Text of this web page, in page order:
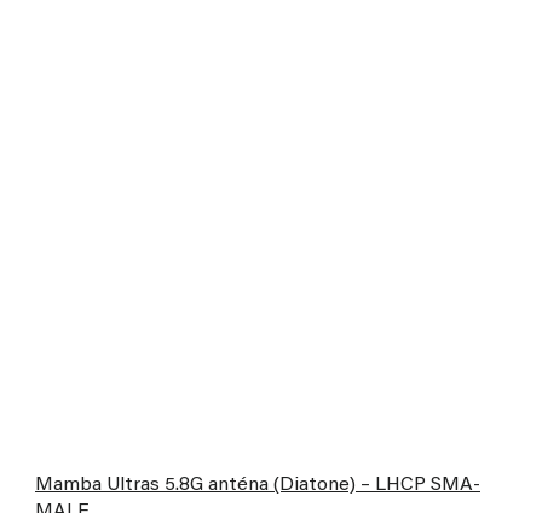
Mamba Ultras 5.8G anténa (Diatone) – LHCP SMA-